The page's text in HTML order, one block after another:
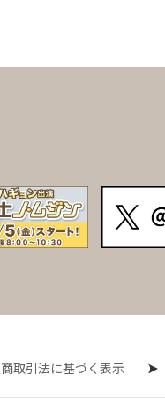
取引法に基づく表示